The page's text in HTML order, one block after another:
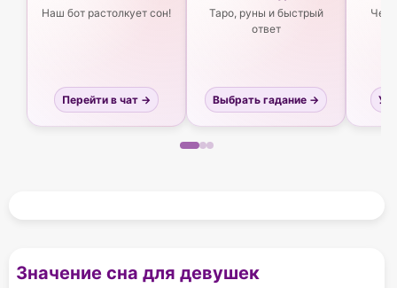
Наш бот растолкует сон!
Перейти в чат →
Таро, руны и быстрый
ответ
Выбрать гадание →
Значение сна для девушек